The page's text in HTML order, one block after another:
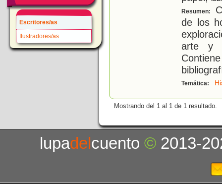
Escritores/as
Ilustradores/as
Resumen:
de los
arte y
Temática:
Mostrando del 1 al 1 de 1 resultado.
lupadelcuento© 2013-